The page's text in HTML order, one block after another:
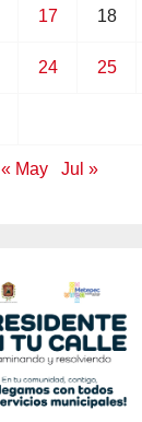
17 18
24 25
« May Jul »